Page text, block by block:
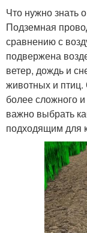
Что нужно знать
Подземная
сравнению с
подвержена
ветер, дождь и
животных и птиц.
более сложного
важно выбрать
подходящим для